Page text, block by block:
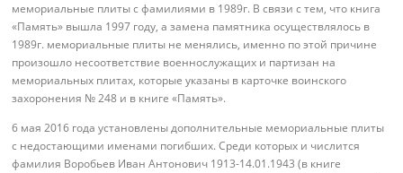
мемориальные плиты с фамилиями в 1989г. В связи с тем, что книга
«Память» вышла 1997 году, а замена памятника осуществлялось в
1989г. мемориальные плиты не менялись, именно по этой причине
произошло несоответствие военнослужащих и партизан на
мемориальных плитах, которые указаны в карточке воинского
захоронения № 248 и в книге «Память».
6 мая 2016 года установлены дополнительные мемориальные плиты
с недостающими именами погибших. Среди которых и числится
фамилия Воробьев Иван Антонович 1913-14.01.1943 (в книге